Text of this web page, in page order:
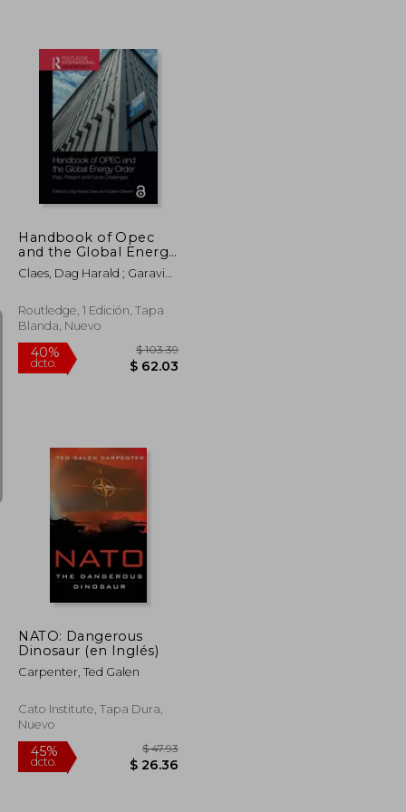
$ 68.41
$ 41.05
45%
dcto.
$ 49.72
Handbook of Opec
and the Global Energy
Order (Routledge
International
Inglés)
Claes, Dag Harald ; Garavini,
Routledge, 1 Edición, Tapa
Blanda, Nuevo
40%
dcto.
NATO: Dangerous
Dinosaur (en Inglés)
Carpenter, Ted Galen
Cato Institute, Tapa Dura,
Nuevo